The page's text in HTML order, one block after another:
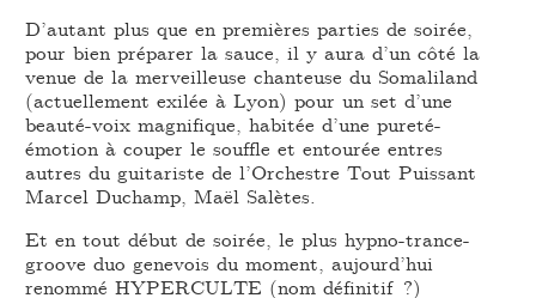
D’autant plus que en premières parties de soirée,
pour bien préparer la sauce, il y aura d’un côté la
venue de la merveilleuse chanteuse du Somaliland
(actuellement exilée à Lyon) pour un set d’une
beauté-voix magnifique, habitée d’une pureté-
émotion à couper le souffle et entourée entres
autres du guitariste de l’Orchestre Tout Puissant
Marcel Duchamp, Maël Salètes.
Et en tout début de soirée, le plus hypno-trance-
groove duo genevois du moment, aujourd’hui
renommé HYPERCULTE (nom définitif ?)